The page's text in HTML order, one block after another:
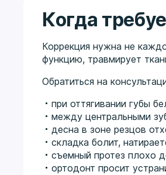
Когда
Коррекция нужна не
функцию, травмирует
Обратиться на
при оттягивании губы
между центральными
десна в зоне резцов
складка болит,
съемный протез плохо
ортодонт просит